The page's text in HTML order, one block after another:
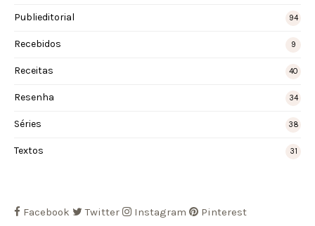
Publieditorial 94
Recebidos 9
Receitas 40
Resenha 34
Séries 38
Textos 31
Facebook Twitter Instagram Pinterest